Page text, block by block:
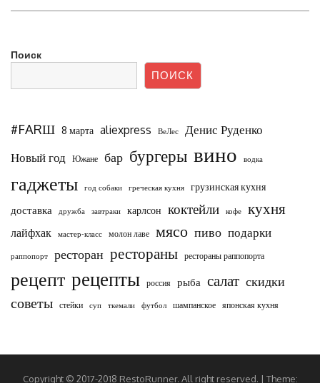
Поиск
ПОИСК
#FARШ 8 марта aliexpress ВеЛес Денис Руденко
Новый год Южане бар бургеры вино водка
гаджеты год собаки греческая кухня грузинская кухня
доставка дружба завтраки карлсон коктейли кофе кухня
лайфхак мастер-класс молон лаве мясо пиво подарки
раппопорт ресторан рестораны рестораны раппопорта
рецепт рецепты россия рыба салат скидки
советы стейки суп ткемали футбол шампанское японская кухня
Copyright © 2017-2018 RestoRunner. All right reserved. | Theme: